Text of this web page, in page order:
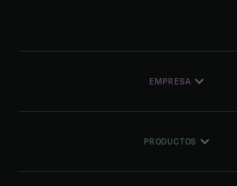
EMPRESA
PRODUCTOS